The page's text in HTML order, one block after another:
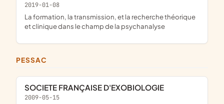
2019-01-08
la formation, la transmission, et la recherche théorique
et clinique dans le champ de la psychanalyse
PESSAC
SOCIETE FRANÇAISE D'EXOBIOLOGIE
2009-05-15